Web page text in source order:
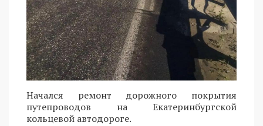
Начался ремонт дорожного покрытия
путепроводов на Екатеринбургской
кольцевой автодороге.